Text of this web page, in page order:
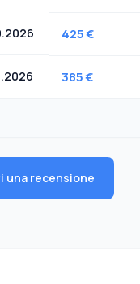
425 €
385 €
una recensione